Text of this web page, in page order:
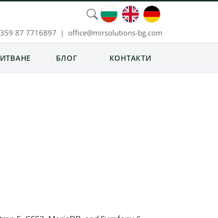
87 7716897 | moc.gb-snoitulosrim@eciffo
БЛОГ КОНТАКТИ